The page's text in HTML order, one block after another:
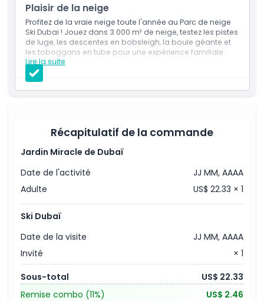
Plaisir de la neige
Profitez de la vraie neige toute l'année au Parc de neige
Ski Dubai ! Jouez dans 3 000 m² de neige, testez les pistes
de luge, les descentes en bobsleigh, la boule géante et
les toboggans en tube pour une expérience familiale
amusante.
Lire la suite
Inclus
Entrée unique au Parc de neige avec séjour illimité.
tubing.
Un tour de l'attraction Frisson de la Montagne (une
Équipement d'hiver fourni : veste, pantalon,
chaussettes jetables, bottes de neige et gants en
polaire gratuits.
Le port du casque est obligatoire pour les enfants de
moins de 13 ans.
Récapitulatif de la commande
Jardin Miracle de Dubaï
Date de l'activité
JJ MM, AAAA
Adulte
US$ 22.33 × 1
Ski Dubaï
Date de la visite
JJ MM, AAAA
Invité
× 1
Sous-total
US$ 22.33
Remise combo (11%)
US$ 2.46